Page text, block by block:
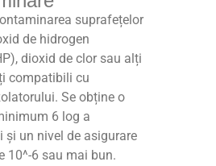
suprafețelor
de hidrogen
dioxid de clor sau alți
compatibili cu
Se obține o
6 log a
și un nivel de asigurare
10^-6 sau mai bun.